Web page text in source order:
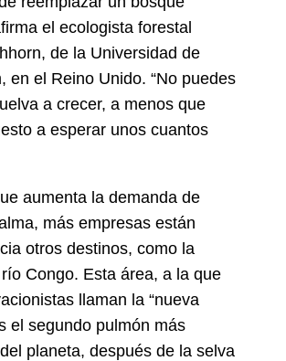
el ecologista forestal
de la Universidad de
en el Reino Unido. “No puedes
a crecer, a menos que
a esperar unos cuantos
aumenta la demanda de
más empresas están
otros destinos, como la
Congo. Esta área, a la que
llaman la “nueva
el segundo pulmón más
planeta, después de la selva